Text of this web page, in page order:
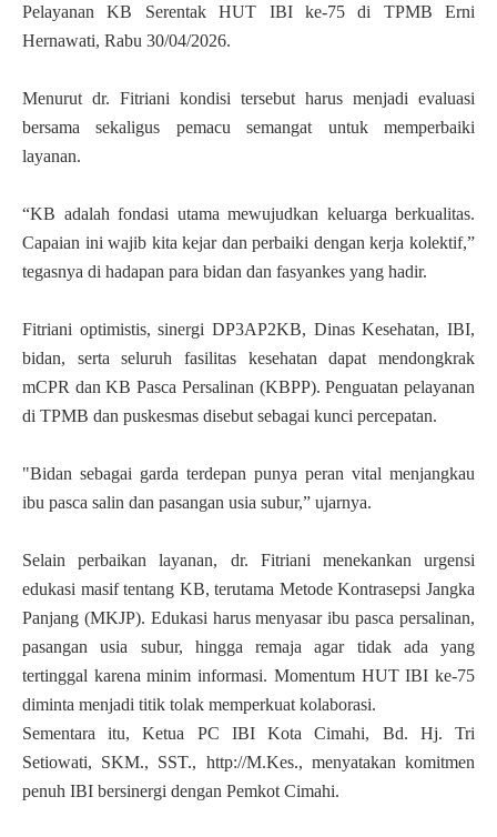
Pelayanan KB Serentak HUT IBI ke-75 di TPMB Erni
Hernawati, Rabu 30/04/2026.
Menurut dr. Fitriani kondisi tersebut harus menjadi evaluasi
bersama sekaligus pemacu semangat untuk memperbaiki
layanan.
“KB adalah fondasi utama mewujudkan keluarga berkualitas.
Capaian ini wajib kita kejar dan perbaiki dengan kerja kolektif,”
tegasnya di hadapan para bidan dan fasyankes yang hadir.
Fitriani optimistis, sinergi DP3AP2KB, Dinas Kesehatan, IBI,
bidan, serta seluruh fasilitas kesehatan dapat mendongkrak
mCPR dan KB Pasca Persalinan (KBPP). Penguatan pelayanan
di TPMB dan puskesmas disebut sebagai kunci percepatan.
"Bidan sebagai garda terdepan punya peran vital menjangkau
ibu pasca salin dan pasangan usia subur,” ujarnya.
Selain perbaikan layanan, dr. Fitriani menekankan urgensi
edukasi masif tentang KB, terutama Metode Kontrasepsi Jangka
Panjang (MKJP). Edukasi harus menyasar ibu pasca persalinan,
pasangan usia subur, hingga remaja agar tidak ada yang
tertinggal karena minim informasi. Momentum HUT IBI ke-75
diminta menjadi titik tolak memperkuat kolaborasi.
Sementara itu, Ketua PC IBI Kota Cimahi, Bd. Hj. Tri
Setiowati, SKM., SST., http://M.Kes., menyatakan komitmen
penuh IBI bersinergi dengan Pemkot Cimahi.